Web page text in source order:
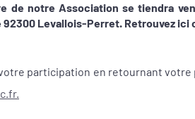
de notre Association se tiendra
Levallois-Perret. Retrouvez ici
participation en retournant